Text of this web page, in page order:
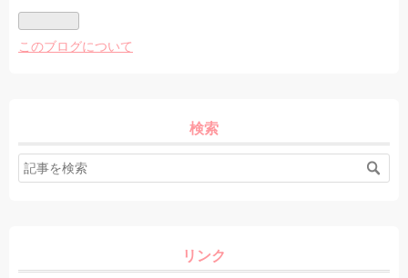
このブログについて
検索
リンク